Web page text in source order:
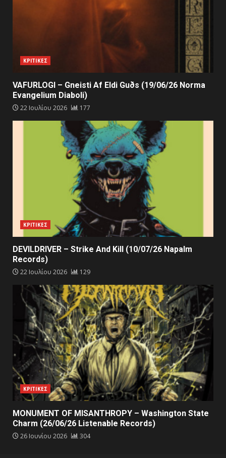
ΚΡΙΤΙΚΕΣ
VAFURLOGI – Gneisti Af Eldi Guðs (19/06/26 Norma
Evangelium Diaboli)
22 Ιουλίου 2026 177
ΚΡΙΤΙΚΕΣ
DEVILDRIVER – Strike And Kill (10/07/26 Napalm
Records)
22 Ιουλίου 2026 129
ΚΡΙΤΙΚΕΣ
MONUMENT OF MISANTHROPY – Washington State
Charm (26/06/26 Listenable Records)
26 Ιουνίου 2026 304